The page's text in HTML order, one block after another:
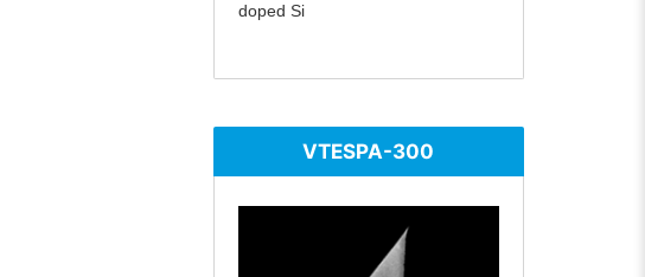
doped Si
VTESPA-300